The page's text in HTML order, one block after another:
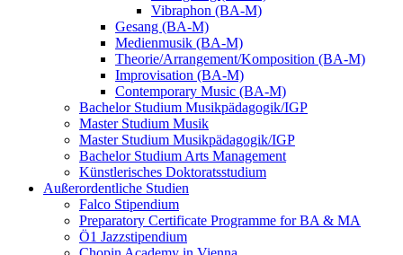
Vibraphon (BA-M)
Gesang (BA-M)
Medienmusik (BA-M)
Theorie/Arrangement/Komposition (BA-M)
Improvisation (BA-M)
Contemporary Music (BA-M)
Bachelor Studium Musikpädagogik/IGP
Master Studium Musik
Master Studium Musikpädagogik/IGP
Bachelor Studium Arts Management
Künstlerisches Doktoratsstudium
Außerordentliche Studien
Falco Stipendium
Preparatory Certificate Programme for BA & MA
Ö1 Jazzstipendium